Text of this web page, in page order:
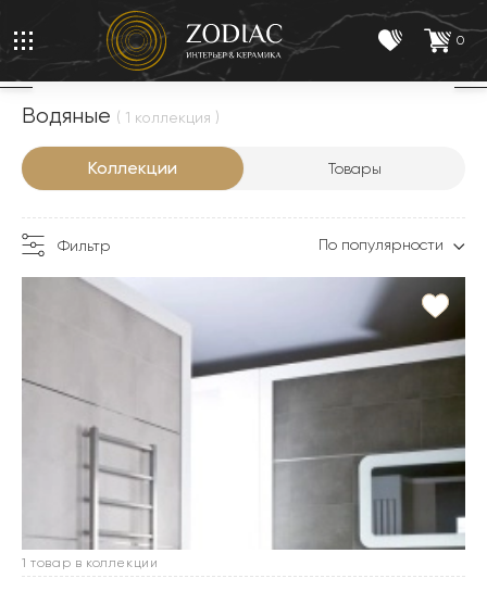
0
Водяные ( 1 коллекция )
Коллекции Товары
Фильтр По популярности
1 товар в коллекции